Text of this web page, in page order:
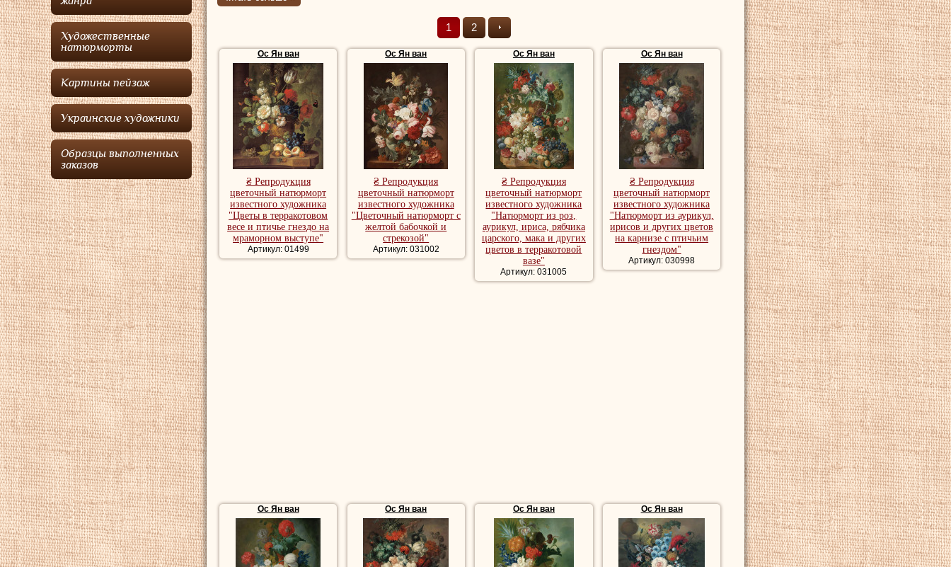
Художественные
натюрморты
Картины пейзаж
Украинские художники
Образцы выполненных
заказов
писал как голландский художник Ян ван Хейсум
представлены на мраморном выступе на зеленом фоне.
Ос Ян ванбыл отцом художника Питера ван Ос , Марии Маргареты ван Ос, и
Георга Якоба Йоханнеса
ван Оси дедом художника Питера Фредерика ван Ос.
Купить репродукции пейзажи, репродукции пейзажи, репродукции пейзажи художника, картины пейзажи
художника, романтические пейзажи, лесной пейзаж, речной пейзаж, красивые картины пейзаж.
Репродукции натюрморты, репродукция картины натюрморт, купить репродукции натюрморты
1 2
Ос Ян ван
₴ Репродукция
цветочный натюрморт
известного художника
"Цветы в терракотовом
весе и птичье гнездо на
мраморном выступе"
Артикул: 01499
Ос Ян ван
₴ Репродукция
цветочный натюрморт
известного художника
"Цветочный натюрморт с
желтой бабочкой и
стрекозой"
Артикул: 031002
Ос Ян ван
₴ Репродукция
цветочный натюрморт
известного художника
"Натюрморт из роз,
аурикул, ириса, рябчика
царского, мака и других
цветов в терракотовой
вазе"
Артикул: 031005
Ос Ян ван
₴ Репродукция
цветочный натюрморт
известного художника
"Натюрморт из аурикул,
ирисов и других цветов
на карнизе с птичьим
гнездом"
Артикул: 030998
Ос Ян ван Ос Ян ван Ос Ян ван Ос Ян ван